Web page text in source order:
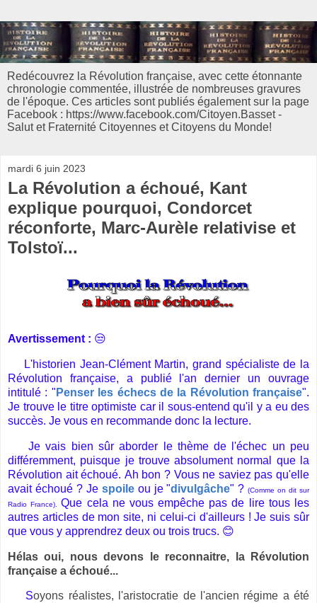
Redécouvrez la Révolution française, avec cette étonnante
chronologie commentée, illustrée de nombreuses gravures
de l'époque. Ces articles sont publiés également sur la page
Facebook : https://www.facebook.com/Citoyen.Basset -
Salut et Fraternité Citoyennes et Citoyens du Monde!
mardi 6 juin 2023
La Révolution a échoué, Kant
explique pourquoi, Condorcet
réconforte, Marc-Aurèle relativise et
Tolstoï...
Avertissement : 😒
L'historien Jean-Clément Martin, grand spécialiste de la
Révolution française, a publié l'an dernier un ouvrage
intitulé : " Penser les échecs de la Révolution française".
Je trouve le titre optimiste car il sous-entend qu'il y a eu des
succès. Je vous en recommande donc la lecture.
Je vais bien sûr aborder le thème de l'échec un peu
différemment, puisque je trouve absolument normal que la
Révolution ait échoué. Ah bon ? Vous ne saviez pas qu'elle
avait échoué ? Je spoileou je "divulgâche" ?(Comme on dit sur
Radio France).Que cela ne vous empêche pas de lire tous les
autres articles de mon site, ni celui-ci d'ailleurs ! Je suis sûr
que vous y apprendrez deux ou trois trucs. 😊
Hélas oui, nous devons le reconnaitre, la Révolution
française a échoué...
Soyons réalistes, l'aristocratie de l'ancien régime a été